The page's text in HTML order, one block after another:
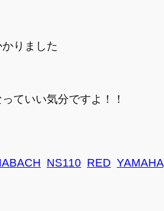
りました
ていい気分ですよ！！
NS110 RED YAMAHA